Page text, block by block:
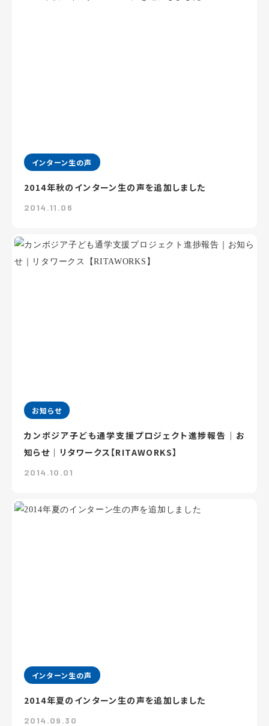
インターン生の声
2014年秋のインターン生の声を追加しました
2014.11.06
お知らせ
カンボジア子ども通学支援プロジェクト進捗報告｜お
知らせ｜リタワークス【RITAWORKS】
2014.10.01
インターン生の声
2014年夏のインターン生の声を追加しました
2014.09.30